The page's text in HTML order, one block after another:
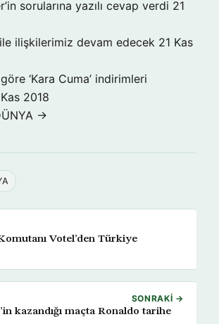
sorularına yazılı cevap verdi 21
ilişkilerimiz devam edecek 21 Kas
‘Kara Cuma’ indirimleri
2018
→
Votel’den Türkiye
SONRAKI →
kazandığı maçta Ronaldo tarihe